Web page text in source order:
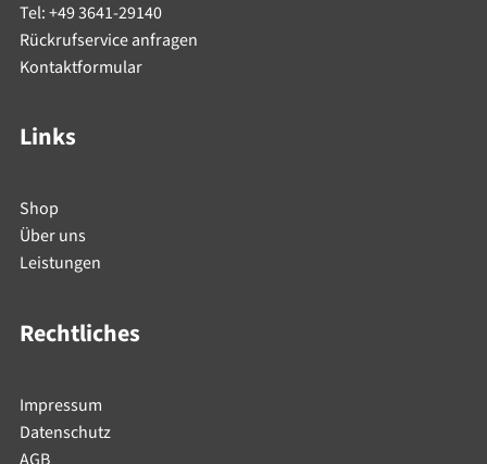
Tel: +49 3641-29140
Rückrufservice anfragen
Kontaktformular
Links
Shop
Über uns
Leistungen
Rechtliches
Impressum
Datenschutz